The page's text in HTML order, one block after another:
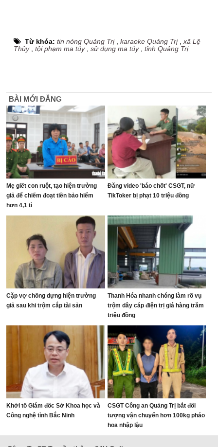
Từ khóa:tin nóng Quảng Trị,karaoke Quảng Trị,xã Lệ
Thủy,tội phạm ma túy,sử dụng ma túy,tỉnh Quảng Trị
BÀI MỚI ĐĂNG
Mẹ giết con ruột, tạo hiện trường
giả để chiếm đoạt tiền bảo hiểm
hơn 4,1 tỉ
Đăng video 'báo chốt' CSGT, nữ
TikToker bị phạt 10 triệu đồng
Cặp vợ chồng dựng hiện trường
giả sau khi trộm cắp tài sản
Thanh Hóa nhanh chóng làm rõ vụ
trộm dây cáp điện trị giá hàng trăm
triệu đồng
Khởi tố Giám đốc Sở Khoa học và
Công nghệ tỉnh Bắc Ninh
CSGT Công an Quảng Trị bắt đối
tượng vận chuyển hơn 100kg pháo
hoa nhập lậu